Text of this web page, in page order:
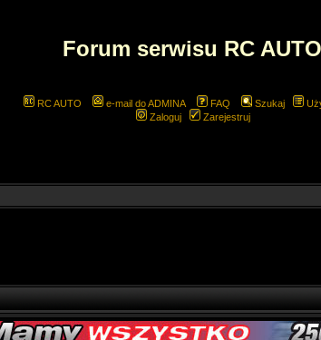
Forum serwisu RC AUTO
RC AUTO e-mail do ADMINA FAQ Szukaj
Zaloguj
Zarejestruj